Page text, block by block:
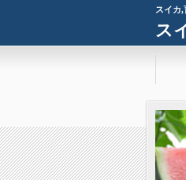
スイカ,
ス